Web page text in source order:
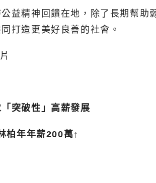
益精神回饋在地，除了長期幫
打造更美好良善的社會。
突破性」高薪發展
柏年年薪200萬↑